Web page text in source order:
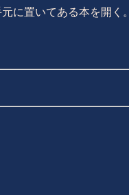
に置いてある本を開く。